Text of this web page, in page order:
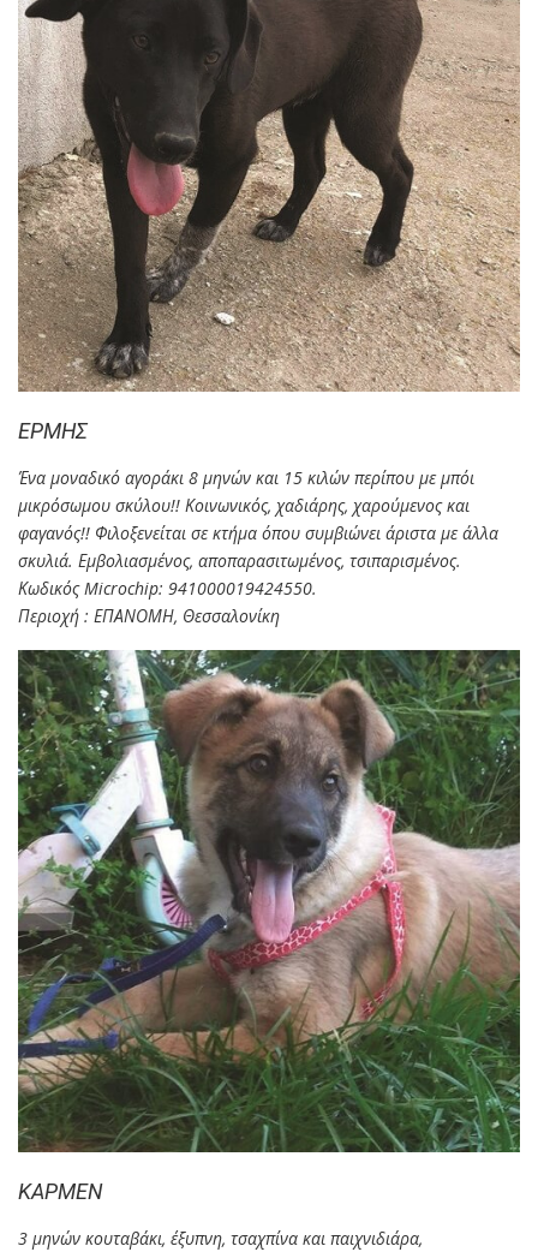
ΕΡΜΗΣ
Ένα μοναδικό αγοράκι 8 μηνών και 15 κιλών περίπου με μπόι
μικρόσωμου σκύλου!! Κοινωνικός, χαδιάρης, χαρούμενος και
φαγανός!! Φιλοξενείται σε κτήμα όπου συμβιώνει άριστα με άλλα
σκυλιά. Εμβολιασμένος, αποπαρασιτωμένος, τσιπαρισμένος.
Κωδικός Microchip: 941000019424550.
Περιοχή : ΕΠΑΝΟΜΗ, Θεσσαλονίκη
ΚΑΡΜΕΝ
3 μηνών κουταβάκι, έξυπνη, τσαχπίνα και παιχνιδιάρα,